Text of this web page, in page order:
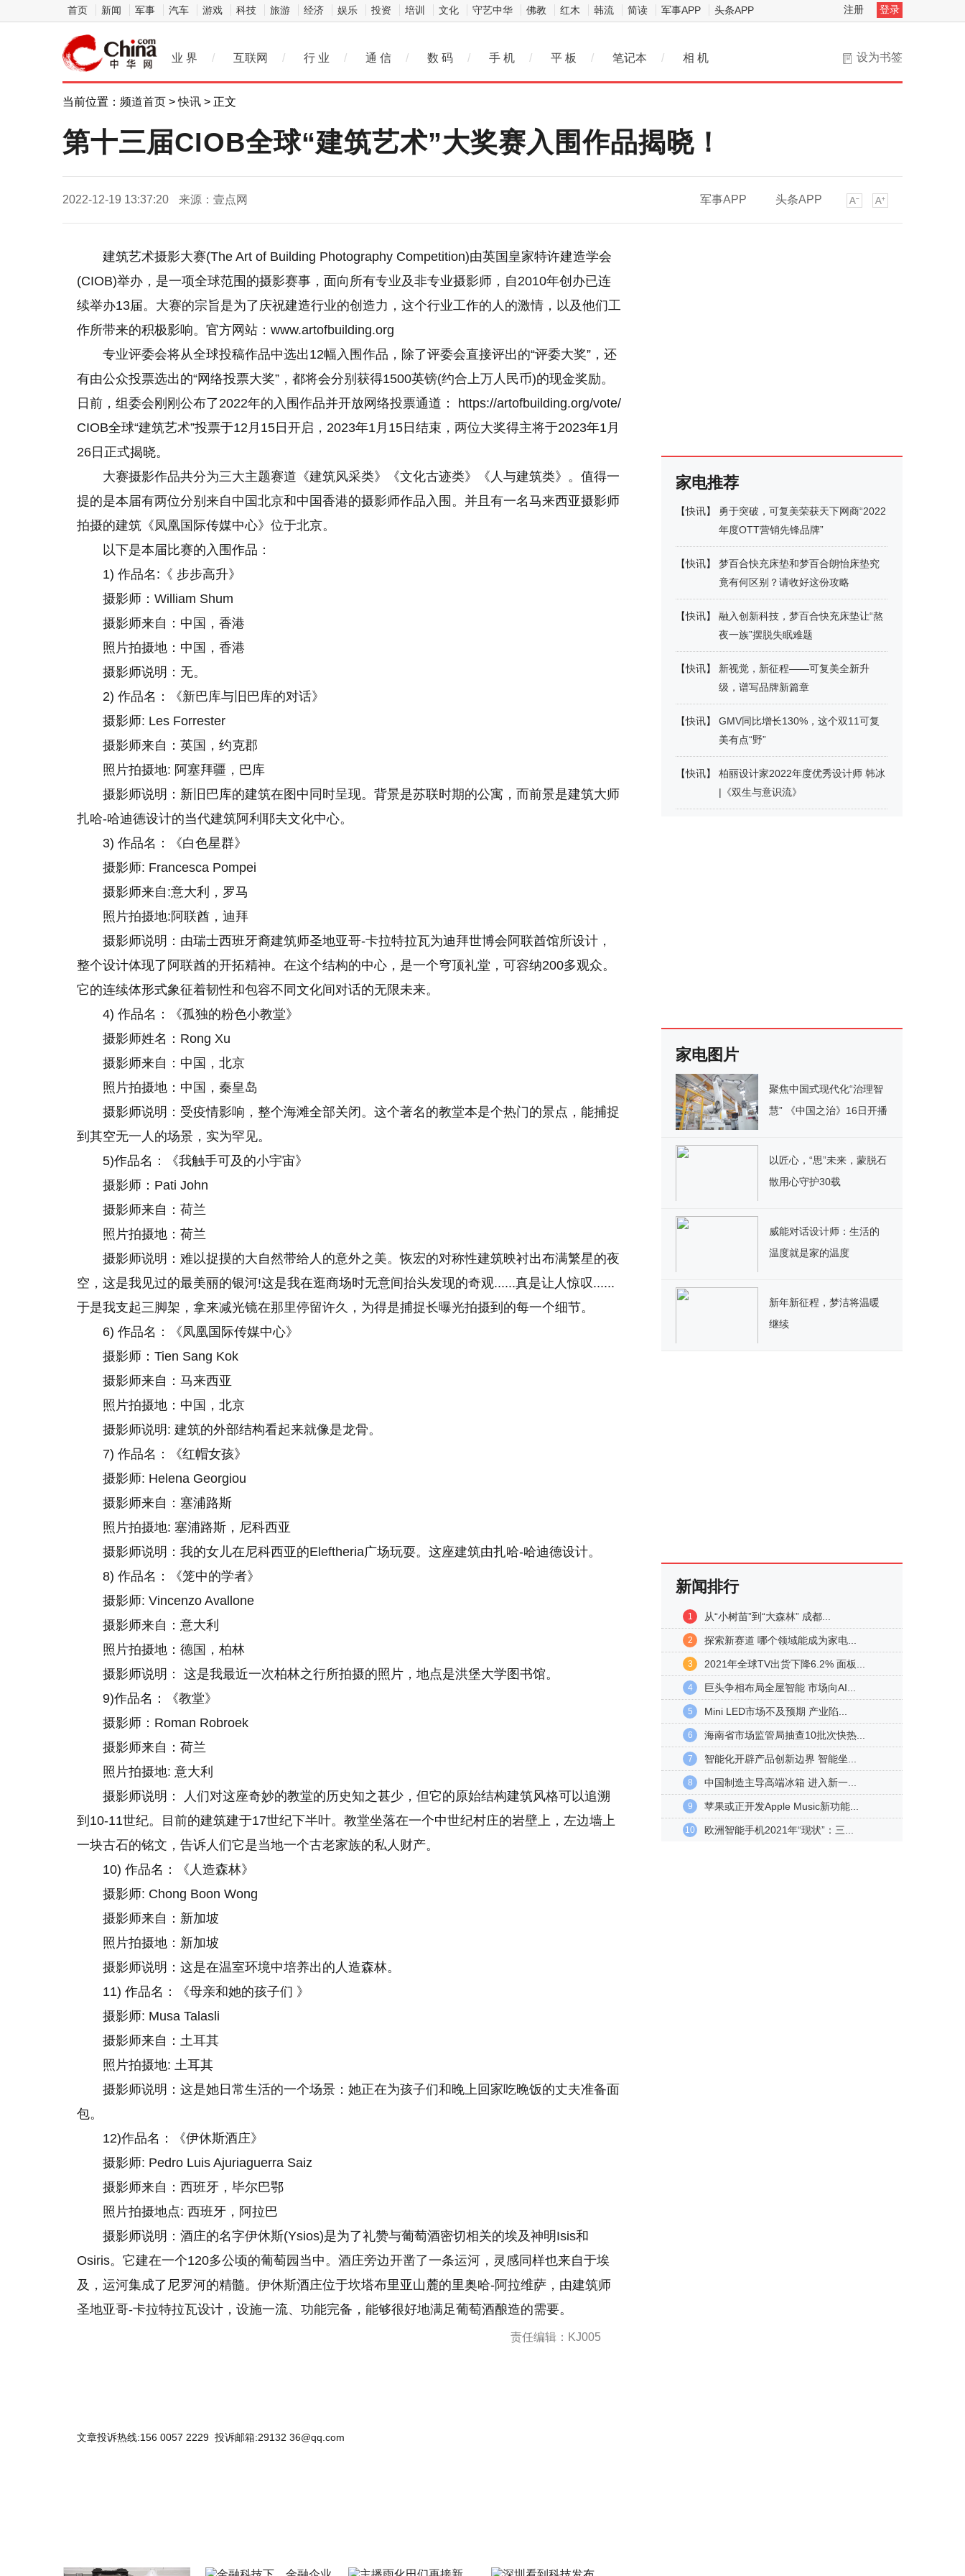
首页 新闻 军事 汽车 游戏 科技 旅游 经济 娱乐 投资 培训 文化 守艺中华 佛教 红木 韩流 简读 军事APP 头条APP 注册 登录
设为书签
业 界 / 互联网 / 行 业 / 通 信 / 数 码 / 手 机 / 平 板 / 笔记本 / 相 机
当前位置： 频道首页 >快讯 > 正文
第十三届CIOB全球“建筑艺术”大奖赛入围作品揭晓！
2022-12-19 13:37:20 来源：壹点网 军事APP 头条APP
建筑艺术摄影大赛(The Art of Building Photography Competition)由英国皇家特许建造学会
(CIOB)举办，是一项全球范围的摄影赛事，面向所有专业及非专业摄影师，自2010年创办已连
续举办13届。大赛的宗旨是为了庆祝建造行业的创造力，这个行业工作的人的激情，以及他们工
作所带来的积极影响。官方网站：www.artofbuilding.org
专业评委会将从全球投稿作品中选出12幅入围作品，除了评委会直接评出的“评委大奖”，还
有由公众投票选出的“网络投票大奖”，都将会分别获得1500英镑(约合上万人民币)的现金奖励。
日前，组委会刚刚公布了2022年的入围作品并开放网络投票通道： https://artofbuilding.org/vote/
CIOB全球“建筑艺术”投票于12月15日开启，2023年1月15日结束，两位大奖得主将于2023年1月
26日正式揭晓。
大赛摄影作品共分为三大主题赛道《建筑风采类》《文化古迹类》《人与建筑类》。值得一
提的是本届有两位分别来自中国北京和中国香港的摄影师作品入围。并且有一名马来西亚摄影师
拍摄的建筑《凤凰国际传媒中心》位于北京。
以下是本届比赛的入围作品：
1) 作品名:《 步步高升》
摄影师：William Shum
摄影师来自：中国，香港
照片拍摄地：中国，香港
摄影师说明：无。
2) 作品名：《新巴库与旧巴库的对话》
摄影师: Les Forrester
摄影师来自：英国，约克郡
照片拍摄地: 阿塞拜疆，巴库
摄影师说明：新旧巴库的建筑在图中同时呈现。背景是苏联时期的公寓，而前景是建筑大师
扎哈-哈迪德设计的当代建筑阿利耶夫文化中心。
3) 作品名：《白色星群》
摄影师: Francesca Pompei
摄影师来自:意大利，罗马
照片拍摄地:阿联酋，迪拜
摄影师说明：由瑞士西班牙裔建筑师圣地亚哥-卡拉特拉瓦为迪拜世博会阿联酋馆所设计，
整个设计体现了阿联酋的开拓精神。在这个结构的中心，是一个穹顶礼堂，可容纳200多观众。
它的连续体形式象征着韧性和包容不同文化间对话的无限未来。
4) 作品名：《孤独的粉色小教堂》
摄影师姓名：Rong Xu
摄影师来自：中国，北京
照片拍摄地：中国，秦皇岛
摄影师说明：受疫情影响，整个海滩全部关闭。这个著名的教堂本是个热门的景点，能捕捉
到其空无一人的场景，实为罕见。
5)作品名：《我触手可及的小宇宙》
摄影师：Pati John
摄影师来自：荷兰
照片拍摄地：荷兰
摄影师说明：难以捉摸的大自然带给人的意外之美。恢宏的对称性建筑映衬出布满繁星的夜
空，这是我见过的最美丽的银河!这是我在逛商场时无意间抬头发现的奇观......真是让人惊叹......
于是我支起三脚架，拿来减光镜在那里停留许久，为得是捕捉长曝光拍摄到的每一个细节。
6) 作品名：《凤凰国际传媒中心》
摄影师：Tien Sang Kok
摄影师来自：马来西亚
照片拍摄地：中国，北京
摄影师说明: 建筑的外部结构看起来就像是龙骨。
7) 作品名：《红帽女孩》
摄影师: Helena Georgiou
摄影师来自：塞浦路斯
照片拍摄地: 塞浦路斯，尼科西亚
摄影师说明：我的女儿在尼科西亚的Eleftheria广场玩耍。这座建筑由扎哈-哈迪德设计。
8) 作品名：《笼中的学者》
摄影师: Vincenzo Avallone
摄影师来自：意大利
照片拍摄地：德国，柏林
摄影师说明： 这是我最近一次柏林之行所拍摄的照片，地点是洪堡大学图书馆。
9)作品名：《教堂》
摄影师：Roman Robroek
摄影师来自：荷兰
照片拍摄地: 意大利
摄影师说明： 人们对这座奇妙的教堂的历史知之甚少，但它的原始结构建筑风格可以追溯
到10-11世纪。目前的建筑建于17世纪下半叶。教堂坐落在一个中世纪村庄的岩壁上，左边墙上
一块古石的铭文，告诉人们它是当地一个古老家族的私人财产。
10) 作品名：《人造森林》
摄影师: Chong Boon Wong
摄影师来自：新加坡
照片拍摄地：新加坡
摄影师说明：这是在温室环境中培养出的人造森林。
11) 作品名：《母亲和她的孩子们 》
摄影师: Musa Talasli
摄影师来自：土耳其
照片拍摄地: 土耳其
摄影师说明：这是她日常生活的一个场景：她正在为孩子们和晚上回家吃晚饭的丈夫准备面
包。
12)作品名：《伊休斯酒庄》
摄影师: Pedro Luis Ajuriaguerra Saiz
摄影师来自：西班牙，毕尔巴鄂
照片拍摄地点: 西班牙，阿拉巴
摄影师说明：酒庄的名字伊休斯(Ysios)是为了礼赞与葡萄酒密切相关的埃及神明Isis和
Osiris。它建在一个120多公顷的葡萄园当中。酒庄旁边开凿了一条运河，灵感同样也来自于埃
及，运河集成了尼罗河的精髓。伊休斯酒庄位于坎塔布里亚山麓的里奥哈-阿拉维萨，由建筑师
圣地亚哥-卡拉特拉瓦设计，设施一流、功能完备，能够很好地满足葡萄酒酿造的需要。
责任编辑：KJ005
文章投诉热线:156 0057 2229 投诉邮箱:29132 36@qq.com
家电推荐
【快讯】
勇于突破，可复美荣获天下网商“2022
年度OTT营销先锋品牌”
【快讯】
梦百合快充床垫和梦百合朗怡床垫究
竟有何区别？请收好这份攻略
【快讯】
融入创新科技，梦百合快充床垫让“熬
夜一族”摆脱失眠难题
【快讯】
新视觉，新征程——可复美全新升
级，谱写品牌新篇章
【快讯】
GMV同比增长130%，这个双11可复
美有点“野”
【快讯】
柏丽设计家2022年度优秀设计师 韩冰
|《双生与意识流》
家电图片
聚焦中国式现代化“治理智
慧” 《中国之治》16日开播
以匠心，“思”未来，蒙脱石
散用心守护30载
威能对话设计师：生活的
温度就是家的温度
新年新征程，梦洁将温暖
继续
新闻排行
1 从“小树苗”到“大森林” 成都...
2 探索新赛道 哪个领域能成为家电...
3 2021年全球TV出货下降6.2% 面板...
4 巨头争相布局全屋智能 市场向AI...
5 Mini LED市场不及预期 产业陷...
6 海南省市场监管局抽查10批次快热...
7 智能化开辟产品创新边界 智能坐...
8 中国制造主导高端冰箱 进入新一...
9 苹果或正开发Apple Music新功能...
10 欧洲智能手机2021年“现状”：三...